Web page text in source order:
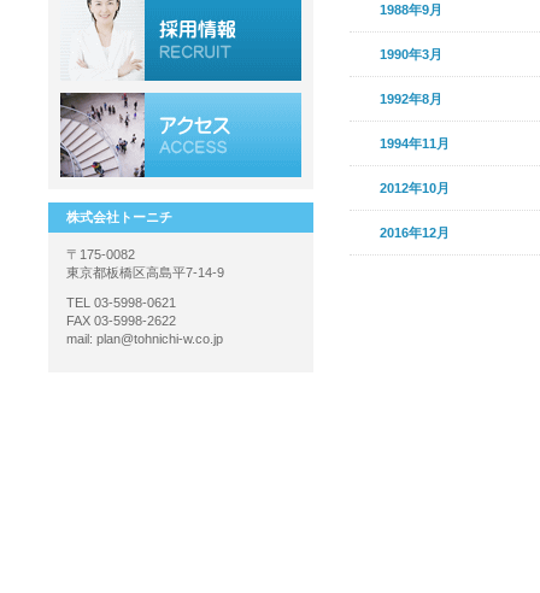
1988年9月
1990年3月
1992年8月
1994年11月
2012年10月
2016年12
株式会社トーニチ
〒175-0082
東京都板橋区高島平7-14-9
TEL 03-5998-0621
FAX 03-5998-2622
mail: plan@tohnichi-w.co.jp